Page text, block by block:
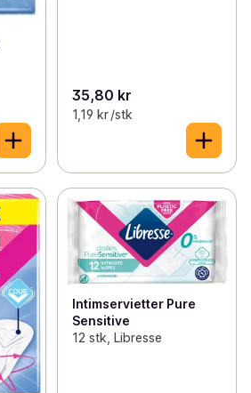
35,80 kr
1,19 kr /stk
Intimservietter Pure
Sensitive
12 stk, Libresse